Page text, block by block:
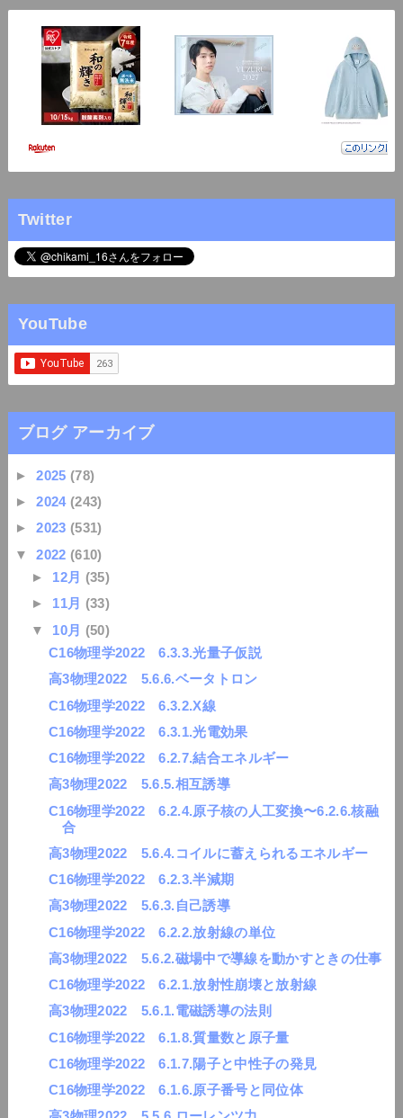
Twitter
YouTube
ブログ アーカイブ
►2025 (78)
►2024 (243)
►2023 (531)
▼2022 (610)
► 12月 (35)
► 11月 (33)
▼ 10月 (50)
C16物理学2022 6.3.3.光量子仮説
高3物理2022 5.6.6.ベータトロン
C16物理学2022 6.3.2.X線
C16物理学2022 6.3.1.光電効果
C16物理学2022 6.2.7.結合エネルギー
高3物理2022 5.6.5.相互誘導
C16物理学2022 6.2.4.原子核の人工変換〜6.2.6.核融
合
高3物理2022 5.6.4.コイルに蓄えられるエネルギー
C16物理学2022 6.2.3.半減期
高3物理2022 5.6.3.自己誘導
C16物理学2022 6.2.2.放射線の単位
高3物理2022 5.6.2.磁場中で導線を動かすときの仕事
C16物理学2022 6.2.1.放射性崩壊と放射線
高3物理2022 5.6.1.電磁誘導の法則
C16物理学2022 6.1.8.質量数と原子量
C16物理学2022 6.1.7.陽子と中性子の発見
C16物理学2022 6.1.6.原子番号と同位体